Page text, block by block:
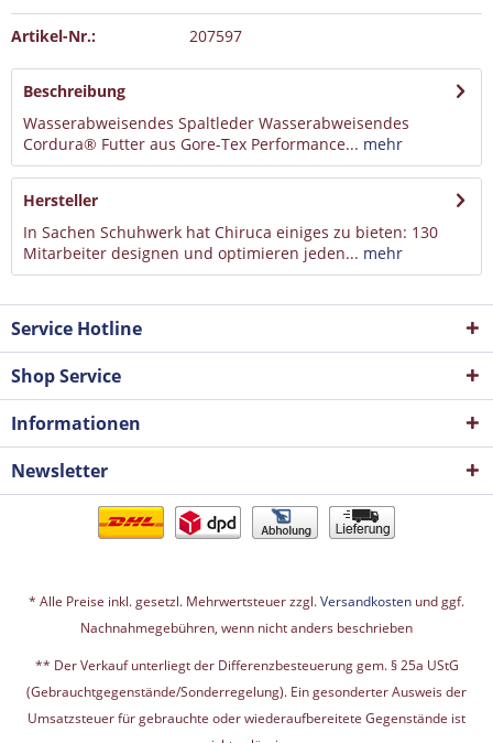
Artikel-Nr.: 207597
Beschreibung
Wasserabweisendes Spaltleder Wasserabweisendes
Cordura® Futter aus Gore-Tex Performance... mehr
Hersteller
In Sachen Schuhwerk hat Chiruca einiges zu bieten: 130
Mitarbeiter designen und optimieren jeden... mehr
Service Hotline
Shop Service
Informationen
Newsletter
* Alle Preise inkl. gesetzl. Mehrwertsteuer zzgl.Versandkosten und ggf.
Nachnahmegebühren, wenn nicht anders beschrieben
** Der Verkauf unterliegt der Differenzbesteuerung gem. § 25a UStG
(Gebrauchtgegenstände/Sonderregelung). Ein gesonderter Ausweis der
Umsatzsteuer für gebrauchte oder wiederaufbereitete Gegenstände ist